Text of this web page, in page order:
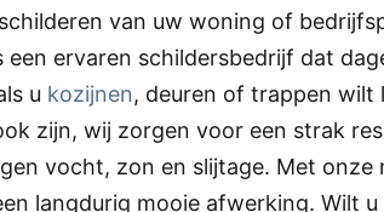
van uw woning of
een ervaren schildersbedrijf dat
u kozijnen, deuren of trappen wilt
zijn, wij zorgen voor een strak
vocht, zon en slijtage. Met
langdurig mooie afwerking. Wilt